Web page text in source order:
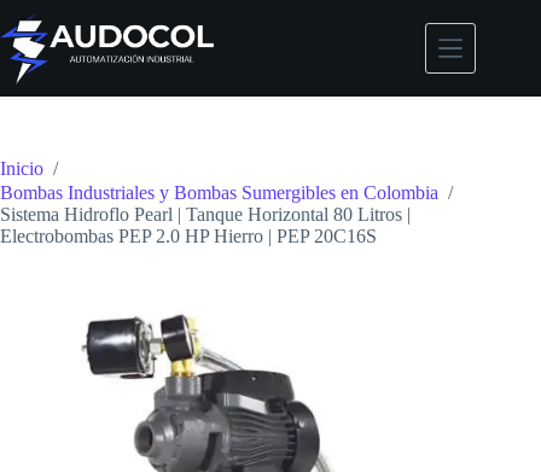
Saltar
al
contenido
Inicio /
Bombas Industriales y Bombas Sumergibles en Colombia /
Sistema Hidroflo Pearl | Tanque Horizontal 80 Litros |
Electrobombas PEP 2.0 HP Hierro | PEP 20C16S